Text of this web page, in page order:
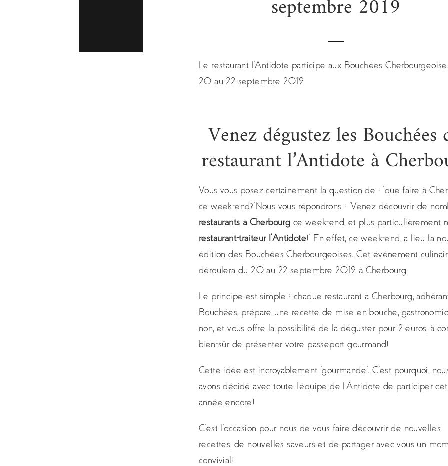
septembre 2019
Le restaurant l’Antidote participe aux Bouchées
20 au 22 septembre 2019
Venez dégustez les Bouchées
restaurant l’Antidote à
Vous vous posez certainement la question de : “que faire à
ce week-end?”Nous vous répondrons : “Venez découvrir de
restaurants à Cherbourg ce week-end, et plus particulièrement
restaurant-traiteur l’Antidote!” En effet, ce week-end, a lieu la
édition des Bouchées Cherbourgeoises. Cet événement
déroulera du 20 au 22 septembre 2019 à Cherbourg.
Le principe est simple : chaque restaurant a Cherbourg,
Bouchées, prépare une recette de mise en bouche,
non, et vous offre la possibilité de la déguster pour 2 euros, à
bien-sûr de présenter votre passeport gourmand!
Cette idée est incroyablement “gourmande”. C’est pourquoi,
avons décidé avec toute l’équipe de l’Antidote de participer
année encore!
C’est l’occasion pour nous de vous faire découvrir de nouvelles
recettes, de nouvelles saveurs et de partager avec vous un
convivial!